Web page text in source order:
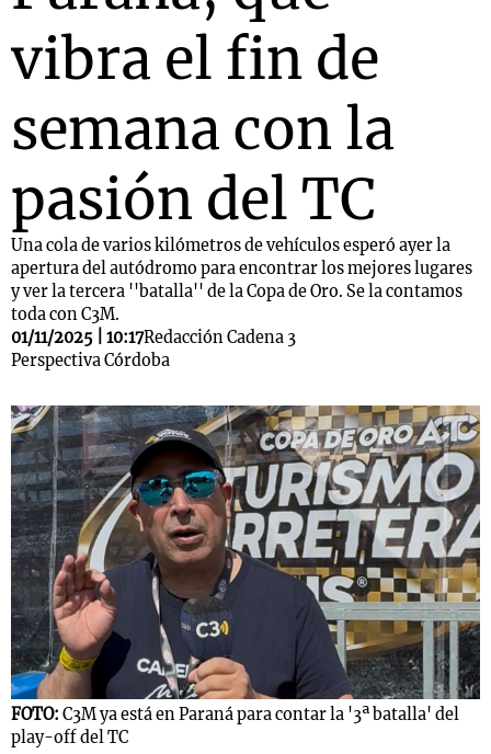
vibra el fin de
semana con la
pasión del TC
Una cola de varios kilómetros de vehículos esperó ayer la
apertura del autódromo para encontrar los mejores lugares
y ver la tercera ''batalla'' de la Copa de Oro. Se la contamos
toda con C3M.
01/11/2025 | 10:17Redacción Cadena 3
Perspectiva Córdoba
FOTO: C3M ya está en Paraná para contar la '3ª batalla' del
play-off del TC
Mundial 2026
La Sole en
Cadena 3